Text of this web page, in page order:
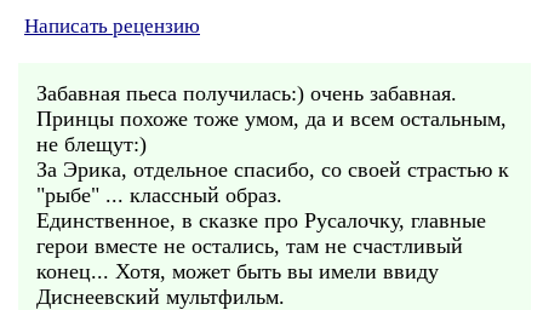
Написать рецензию
Забавная пьеса получилась:) очень забавная.
Принцы похоже тоже умом, да и всем остальным,
не блещут:)
За Эрика, отдельное спасибо, со своей страстью к
"рыбе" ... классный образ.
Единственное, в сказке про Русалочку, главные
герои вместе не остались, там не счастливый
конец... Хотя, может быть вы имели ввиду
Диснеевский мультфильм.